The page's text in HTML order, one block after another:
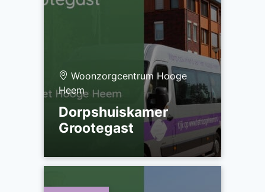
Woonzorgcentrum Hooge
Heem
Dorpshuiskamer
Grootegast